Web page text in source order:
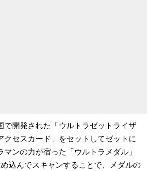
開発された「ウルトラゼットライザ
クセスカード」をセットしてゼットに
ンの力が宿った「ウルトラメダル」
込んでスキャンすることで、メダルの